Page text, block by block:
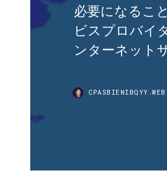
必要になるこ
ビスプロバイ
ンターネット